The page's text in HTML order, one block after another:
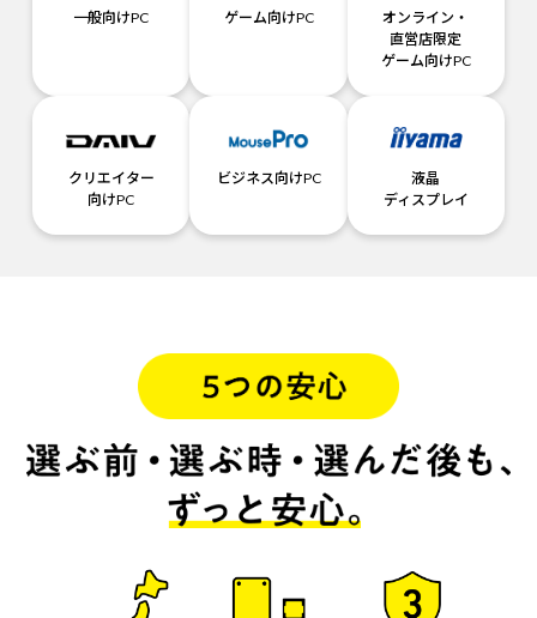
一般向けPC ゲーム向けPC
オンライン・
直営店限定
ゲーム向けPC
クリエイター
向けPC
ビジネス向けPC
液晶
ディスプレイ